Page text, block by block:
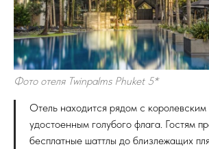
Фото отеля Twinpalms Phuket 5*
Отель находится рядом с
удостоенным голубого флага. Гостям
бесплатные шаттлы до близлежащих